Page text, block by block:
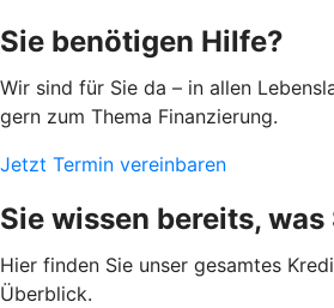
Sie benötigen Hilfe?
Wir sind für Sie da – in allen
gern zum Thema Finanzierung.
Jetzt Termin vereinbaren
Sie wissen bereits,
Hier finden Sie unser gesamtes
Überblick.